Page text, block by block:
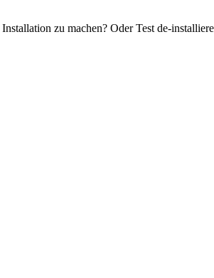
zu machen? Oder Test de-